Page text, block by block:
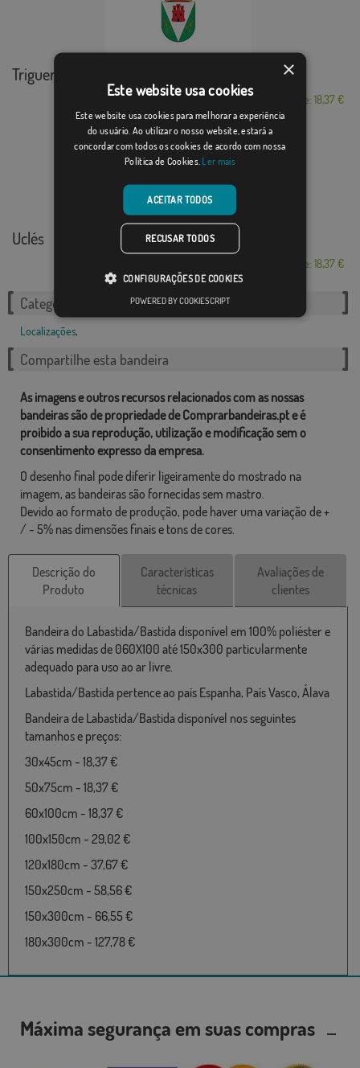
Trigueros del Valle
Desde: 18,37 €
Uclés
Desde: 18,37 €
Categorias relacionadas:
Localizações,
Compartilhe esta bandeira
As imagens e outros recursos relacionados com as nossas
bandeiras são de propriedade de Comprarbandeiras.pt e é
proibido a sua reprodução, utilização e modificação sem o
consentimento expresso da empresa.
O desenho final pode diferir ligeiramente do mostrado na
imagem, as bandeiras são fornecidas sem mastro.
Devido ao formato de produção, pode haver uma variação de +
/ - 5% nas dimensões finais e tons de cores.
Descrição do
Produto
Características
técnicas
Avaliações de
clientes
Bandeira do Labastida/Bastida disponível em 100% poliéster e
várias medidas de 060X100 até 150x300 particularmente
adequado para uso ao ar livre.
Labastida/Bastida pertence ao país Espanha, País Vasco, Álava
Bandeira de Labastida/Bastida disponível nos seguintes
tamanhos e preços:
30x45cm - 18,37 €
50x75cm - 18,37 €
60x100cm - 18,37 €
100x150cm - 29,02 €
120x180cm - 37,67 €
150x250cm - 58,56 €
150x300cm - 66,55 €
180x300cm - 127,78 €
Máxima segurança em suas compras
×
Este website usa cookies
Este website usa cookies para melhorar a experiência
do usuário. Ao utilizar o nosso website, estará a
concordar com todos os cookies de acordo com nossa
Política de Cookies. Ler mais
ACEITAR TODOS
RECUSAR TODOS
CONFIGURAÇÕES DE COOKIES
POWERED BY COOKIESCRIPT